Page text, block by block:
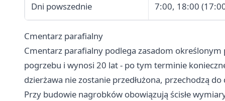
Dni powszednie 7:00, 18:00
Cmentarz parafialny
Cmentarz parafialny podlega zasadom
pogrzebu i wynosi 20 lat - po tym terminie
dzierżawa nie zostanie przedłużona, przechodzą
Przy budowie nagrobków obowiązują ścisłe